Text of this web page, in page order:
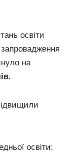
освіти
на
.
освіти;